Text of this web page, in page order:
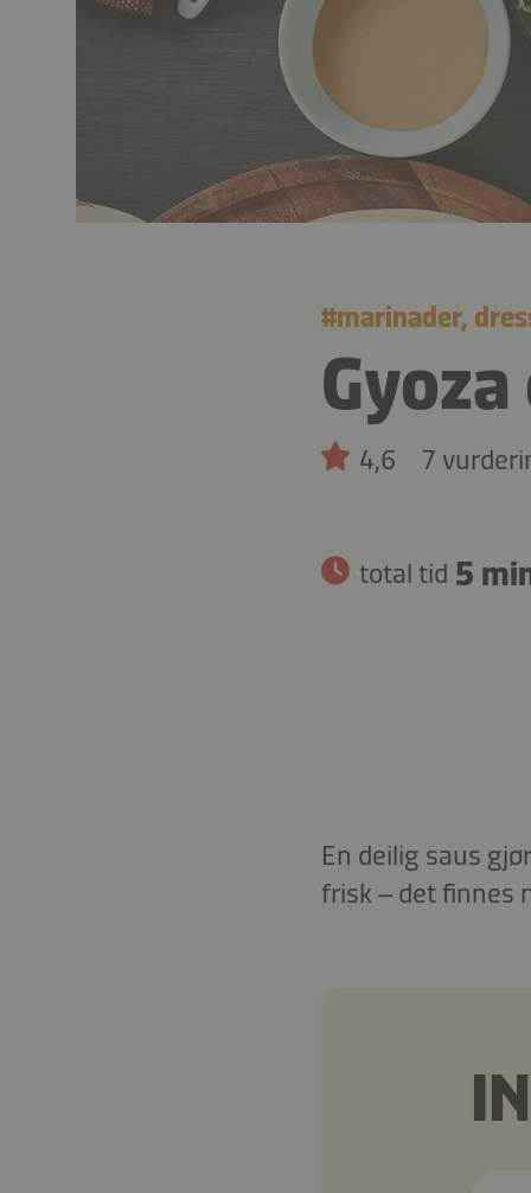
#marinader,
4,6 7
total tid 5
En deilig saus
frisk – det finnes